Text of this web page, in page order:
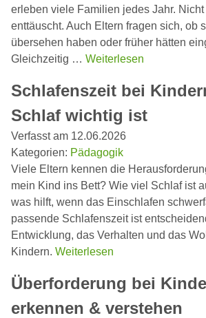
erleben viele Familien jedes Jahr.
enttäuscht. Auch Eltern fragen sich, ob
übersehen haben oder früher hätten
Gleichzeitig … Weiterlesen
Schlafenszeit bei
Schlaf wichtig ist
Verfasst am 12.06.2026
Kategorien: Pädagogik
Viele Eltern kennen die
mein Kind ins Bett? Wie viel Schlaf ist
was hilft, wenn das Einschlafen
passende Schlafenszeit ist
Entwicklung, das Verhalten und das
Kindern. Weiterlesen
Überforderung bei
erkennen & verstehen